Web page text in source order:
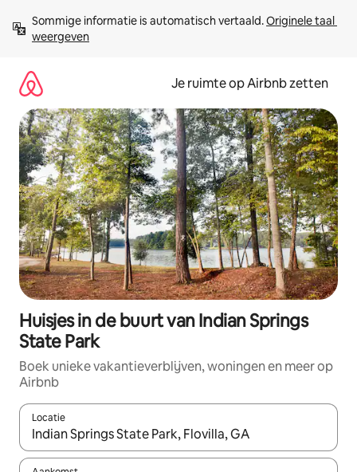
direct
naar
Sommige informatie is automatisch vertaald. Originele taal
weergeven
Je ruimte op Airbnb zetten
Huisjes in de buurt van Indian Springs
State Park
Boek unieke vakantieverblijven, woningen en meer op
Airbnb
Locatie
Wanneer er suggesties beschikbaar zijn, maak je een keuze